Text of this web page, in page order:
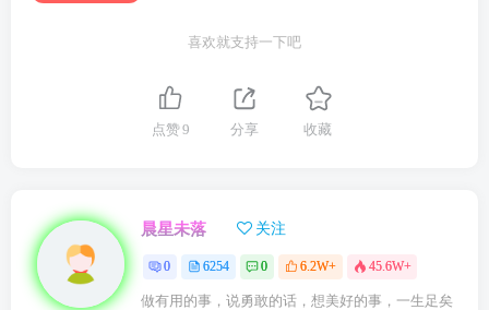
喜欢就支持一下吧
点赞9 分享 收藏
晨星未落 关注
0 6254 0 6.2W+ 45.6W+
做有用的事，说勇敢的话，想美好的事，一生足矣